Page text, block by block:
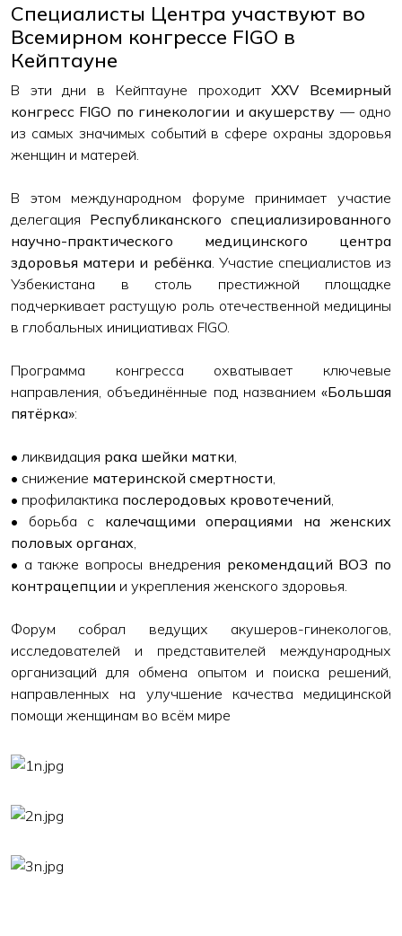
Специалисты Центра участвуют во
Всемирном конгрессе FIGO в
Кейптауне
В эти дни в Кейптауне проходитXXV Всемирный
конгресс FIGO по гинекологии и акушерству — одно
из самых значимых событий в сфере охраны здоровья
женщин и матерей.
В этом международном форуме принимает участие
делегация Республиканского специализированного
научно-практического медицинского центра
здоровья матери и ребёнка. Участие специалистов из
Узбекистана в столь престижной площадке
подчеркивает растущую роль отечественной медицины
в глобальных инициативах FIGO.
Программа конгресса охватывает ключевые
направления, объединённые под названием «Большая
пятёрка»:
• ликвидация рака шейки матки,
• снижение материнской смертности,
• профилактика послеродовых кровотечений,
• борьба с калечащими операциями на женских
половых органах,
• а также вопросы внедрения рекомендаций ВОЗ по
контрацепции и укрепления женского здоровья.
Форум собрал ведущих акушеров-гинекологов,
исследователей и представителей международных
организаций для обмена опытом и поиска решений,
направленных на улучшение качества медицинской
помощи женщинам во всём мире